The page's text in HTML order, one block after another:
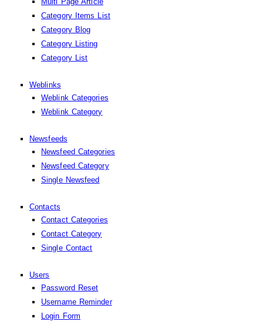
Category Items List
Category Blog
Category Listing
Category List
Weblinks
Weblink Categories
Weblink Category
Newsfeeds
Newsfeed Categories
Newsfeed Category
Single Newsfeed
Contacts
Contact Categories
Contact Category
Single Contact
Users
Password Reset
Username Reminder
Login Form